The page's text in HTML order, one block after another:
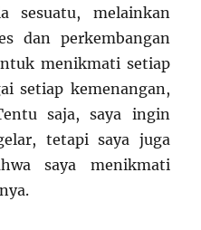
sesuatu, melainkan
dan perkembangan
menikmati setiap
setiap kemenangan,
saja, saya ingin
tetapi saya juga
saya menikmati